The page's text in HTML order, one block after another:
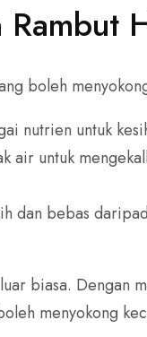
Rambut
boleh
nutrien untuk
air untuk
dan bebas
biasa. Dengan
menyokong